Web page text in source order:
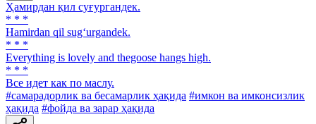
Ҳамирдан қил суғургандек.
* * *
Hamirdan qil sug‘urgandek.
* * *
Everything is lovely and thegoose hangs high.
* * *
Все идет как по маслу.
#самарадорлик ва бесамарлик ҳақида #имкон ва имконсизлик
ҳақида #фойда ва зарар ҳақида